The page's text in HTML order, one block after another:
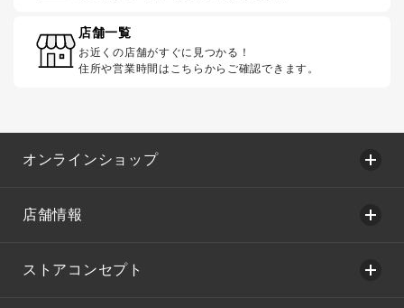
店舗一覧
お近くの店舗がすぐに見つかる！
住所や営業時間はこちらからご確認できます。
オンラインショップ
店舗情報
ストアコンセプト